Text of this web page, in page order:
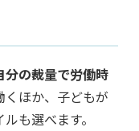
分の裁量で労働時
くほか、子どもが
も選べます。